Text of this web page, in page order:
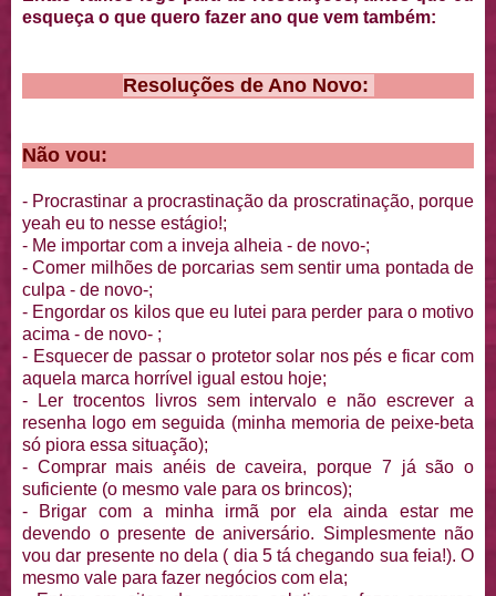
esqueça o que quero fazer ano que vem também:
Resoluções de Ano Novo:
Não vou:
- Procrastinar a procrastinação da proscratinação, porque
yeah eu to nesse estágio!;
- Me importar com a inveja alheia - de novo-;
- Comer milhões de porcarias sem sentir uma pontada de
culpa - de novo-;
- Engordar os kilos que eu lutei para perder para o motivo
acima - de novo- ;
- Esquecer de passar o protetor solar nos pés e ficar com
aquela marca horrível igual estou hoje;
- Ler trocentos livros sem intervalo e não escrever a
resenha logo em seguida (minha memoria de peixe-beta
só piora essa situação);
- Comprar mais anéis de caveira, porque 7 já são o
suficiente (o mesmo vale para os brincos);
- Brigar com a minha irmã por ela ainda estar me
devendo o presente de aniversário. Simplesmente não
vou dar presente no dela ( dia 5 tá chegando sua feia!). O
mesmo vale para fazer negócios com ela;